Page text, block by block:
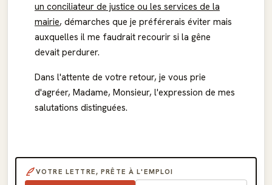
un conciliateur de justice ou les services de la
mairie, démarches que je préférerais éviter mais
auxquelles il me faudrait recourir si la gêne
devait perdurer.
Dans l'attente de votre retour, je vous prie
d'agréer, Madame, Monsieur, l'expression de mes
salutations distinguées.
VOTRE LETTRE, PRÊTE À L'EMPLOI